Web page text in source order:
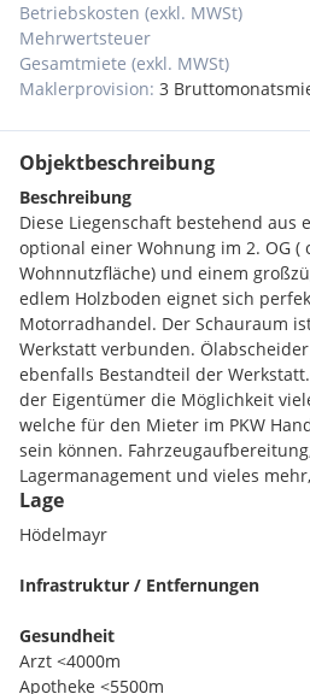
Betriebskosten (exkl. MWSt)
Mehrwertsteuer
Gesamtmiete (exkl. MWSt)
Maklerprovision: 3
Objektbeschreibung
Beschreibung
Diese Liegenschaft bestehend aus
optional einer Wohnung im 2. OG (
Wohnnutzfläche) und einem
edlem Holzboden eignet sich
Motorradhandel. Der Schauraum
Werkstatt verbunden.
ebenfalls Bestandteil der
der Eigentümer die Möglichkeit
welche für den Mieter im PKW
sein können.
Lagermanagement und vieles
beispielsweise ausgelagert werden.
Aufteilung der Gewerbefläche im
370 m2, Aufbereitung/Werkstatt 259
Präsentation 132 m2, Vorraum 34
15 m2, Lager 3 34 m2, Büro 1 15 m2,
Besprechung 29 m2, Windfang 17 m2
Lage
Hödelmayr
Infrastruktur / Entfernungen
Gesundheit
Arzt <4000m
Apotheke <5500m